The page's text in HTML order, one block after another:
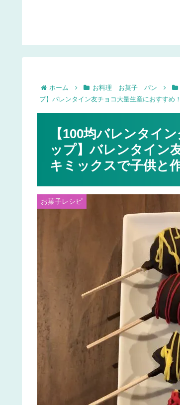
ホーム お料理 お菓子 パン
プ】バレンタイン友チョコ大量生産におすすめ
【100均バレンタイ
ップ】バレンタイン
キミックスで子供と
お菓子レシピ